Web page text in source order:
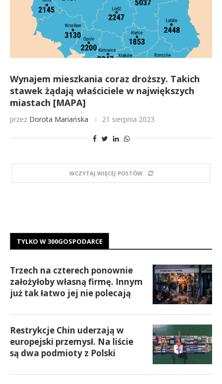
Wynajem mieszkania coraz droższy. Takich
stawek żądają właściciele w największych
miastach [MAPA]
przez Dorota Mariańska 21 sierpnia 2023
WCZYTAJ WIĘCEJ POSTÓW
TYLKO W 300GOSPODARCE
Trzech na czterech ponownie
założyłoby własną firmę. Innym
już tak łatwo jej nie polecają
Restrykcje Chin uderzają w
europejski przemysł. Na liście
są dwa podmioty z Polski